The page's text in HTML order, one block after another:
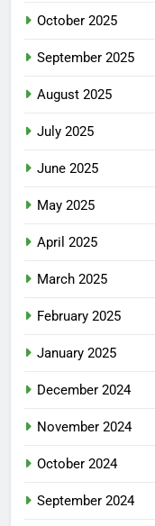
October 2025
September 2025
August 2025
July 2025
June 2025
May 2025
April 2025
March 2025
February 2025
January 2025
December 2024
November 2024
October 2024
September 2024